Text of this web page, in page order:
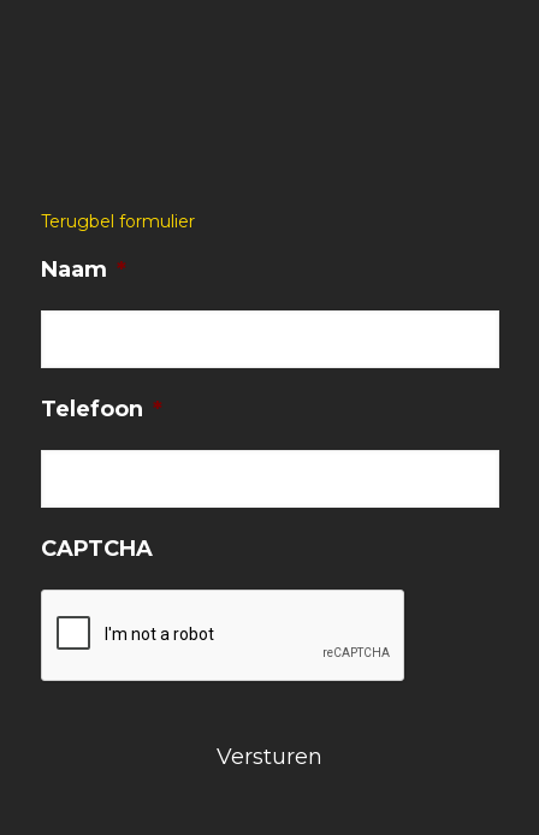
Terugbel formulier
Naam *
Telefoon *
CAPTCHA